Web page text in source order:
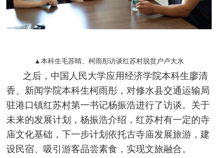
▲本科生毛苏晴、柯雨彤访谈红苏村脱贫户卢大水
之后，中国人民大学应用经济学院本科生廖清
香、新闻学院本科生柯雨彤，对修水县交通运输局
驻港口镇红苏村第一书记杨振浩进行了访谈。关于
未来的发展计划，杨振浩介绍，红苏村有一定的寺
庙文化基础，下一步计划依托古寺庙发展旅游，建
设民宿、吸引游客品尝素食，实现文旅融合。